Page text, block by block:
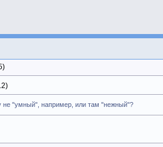
"умный", например, или там "нежный"?